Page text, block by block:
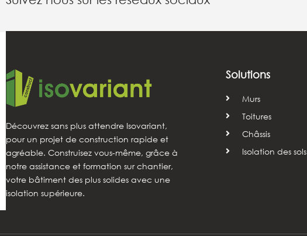
Découvrez sans plus attendre Isovariant,
pour un projet de construction rapide et
agréable. Construisez vous-même, grâce à
notre assistance et formation sur chantier,
votre bâtiment des plus solides avec une
isolation supérieure.
Solutions
Murs
Toitures
Châssis
Isolation des sols